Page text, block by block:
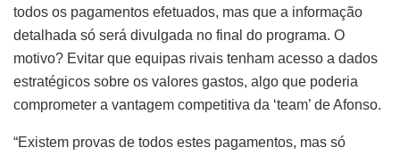
todos os pagamentos efetuados, mas que a informação
detalhada só será divulgada no final do programa. O
motivo? Evitar que equipas rivais tenham acesso a dados
estratégicos sobre os valores gastos, algo que poderia
comprometer a vantagem competitiva da ‘team’ de Afonso.
“Existem provas de todos estes pagamentos, mas só